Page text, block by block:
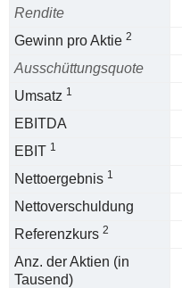
Rendite
Gewinn pro Aktie 2
Ausschüttungsquote
Umsatz 1
EBITDA
EBIT 1
Nettoergebnis 1
Nettoverschuldung
Referenzkurs 2
Anz. der Aktien (in
Tausend)